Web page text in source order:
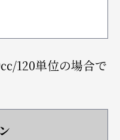
/120単位の場合で